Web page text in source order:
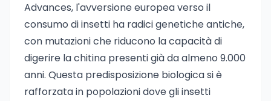
Advances, l'avversione europea verso il
consumo di insetti ha radici genetiche antiche,
con mutazioni che riducono la capacità di
digerire la chitina presenti già da almeno 9.000
anni. Questa predisposizione biologica si è
rafforzata in popolazioni dove gli insetti